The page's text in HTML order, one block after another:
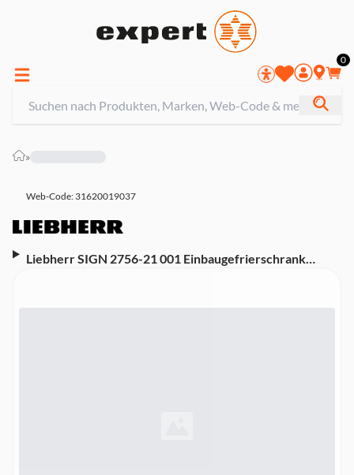
0
»
Web-Code: 31620019037
Liebherr SIGN 2756-21 001 Einbaugefrierschrank